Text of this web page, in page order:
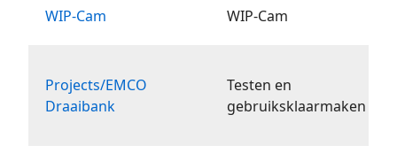
WIP-Cam WIP-Cam
Projects/EMCO
Draaibank
Testen en
gebruiksklaarmaken